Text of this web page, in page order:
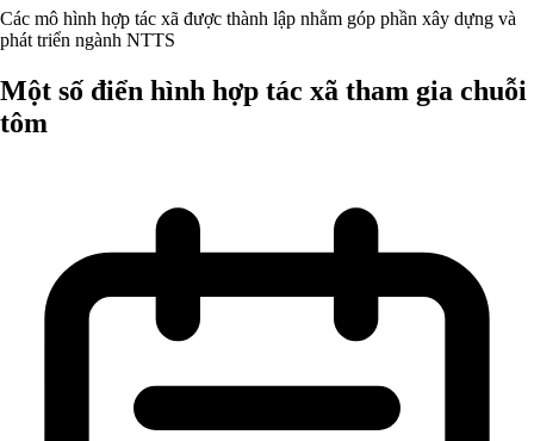
Các mô hình hợp tác xã được thành lập nhằm góp phần xây dựng và
phát triển ngành NTTS
Một số điển hình hợp tác xã tham gia chuỗi
tôm